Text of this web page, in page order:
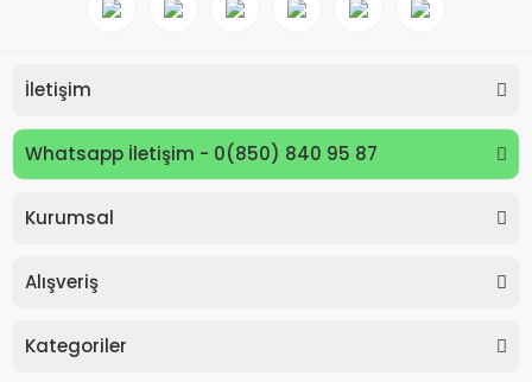
İletişim
Whatsapp İletişim - 0(850) 840 95 87
Kurumsal
Alışveriş
Kategoriler